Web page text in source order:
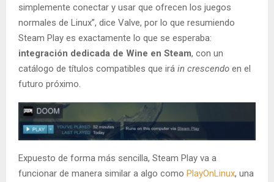
simplemente conectar y usar que ofrecen los juegos
normales de Linux”, dice Valve, por lo que resumiendo
Steam Play es exactamente lo que se esperaba:
integración dedicada de Wine en Steam, con un
catálogo de títulos compatibles que irá in crescendo en el
futuro próximo.
Expuesto de forma más sencilla, Steam Play va a
funcionar de manera similar a algo como PlayOnLinux, una